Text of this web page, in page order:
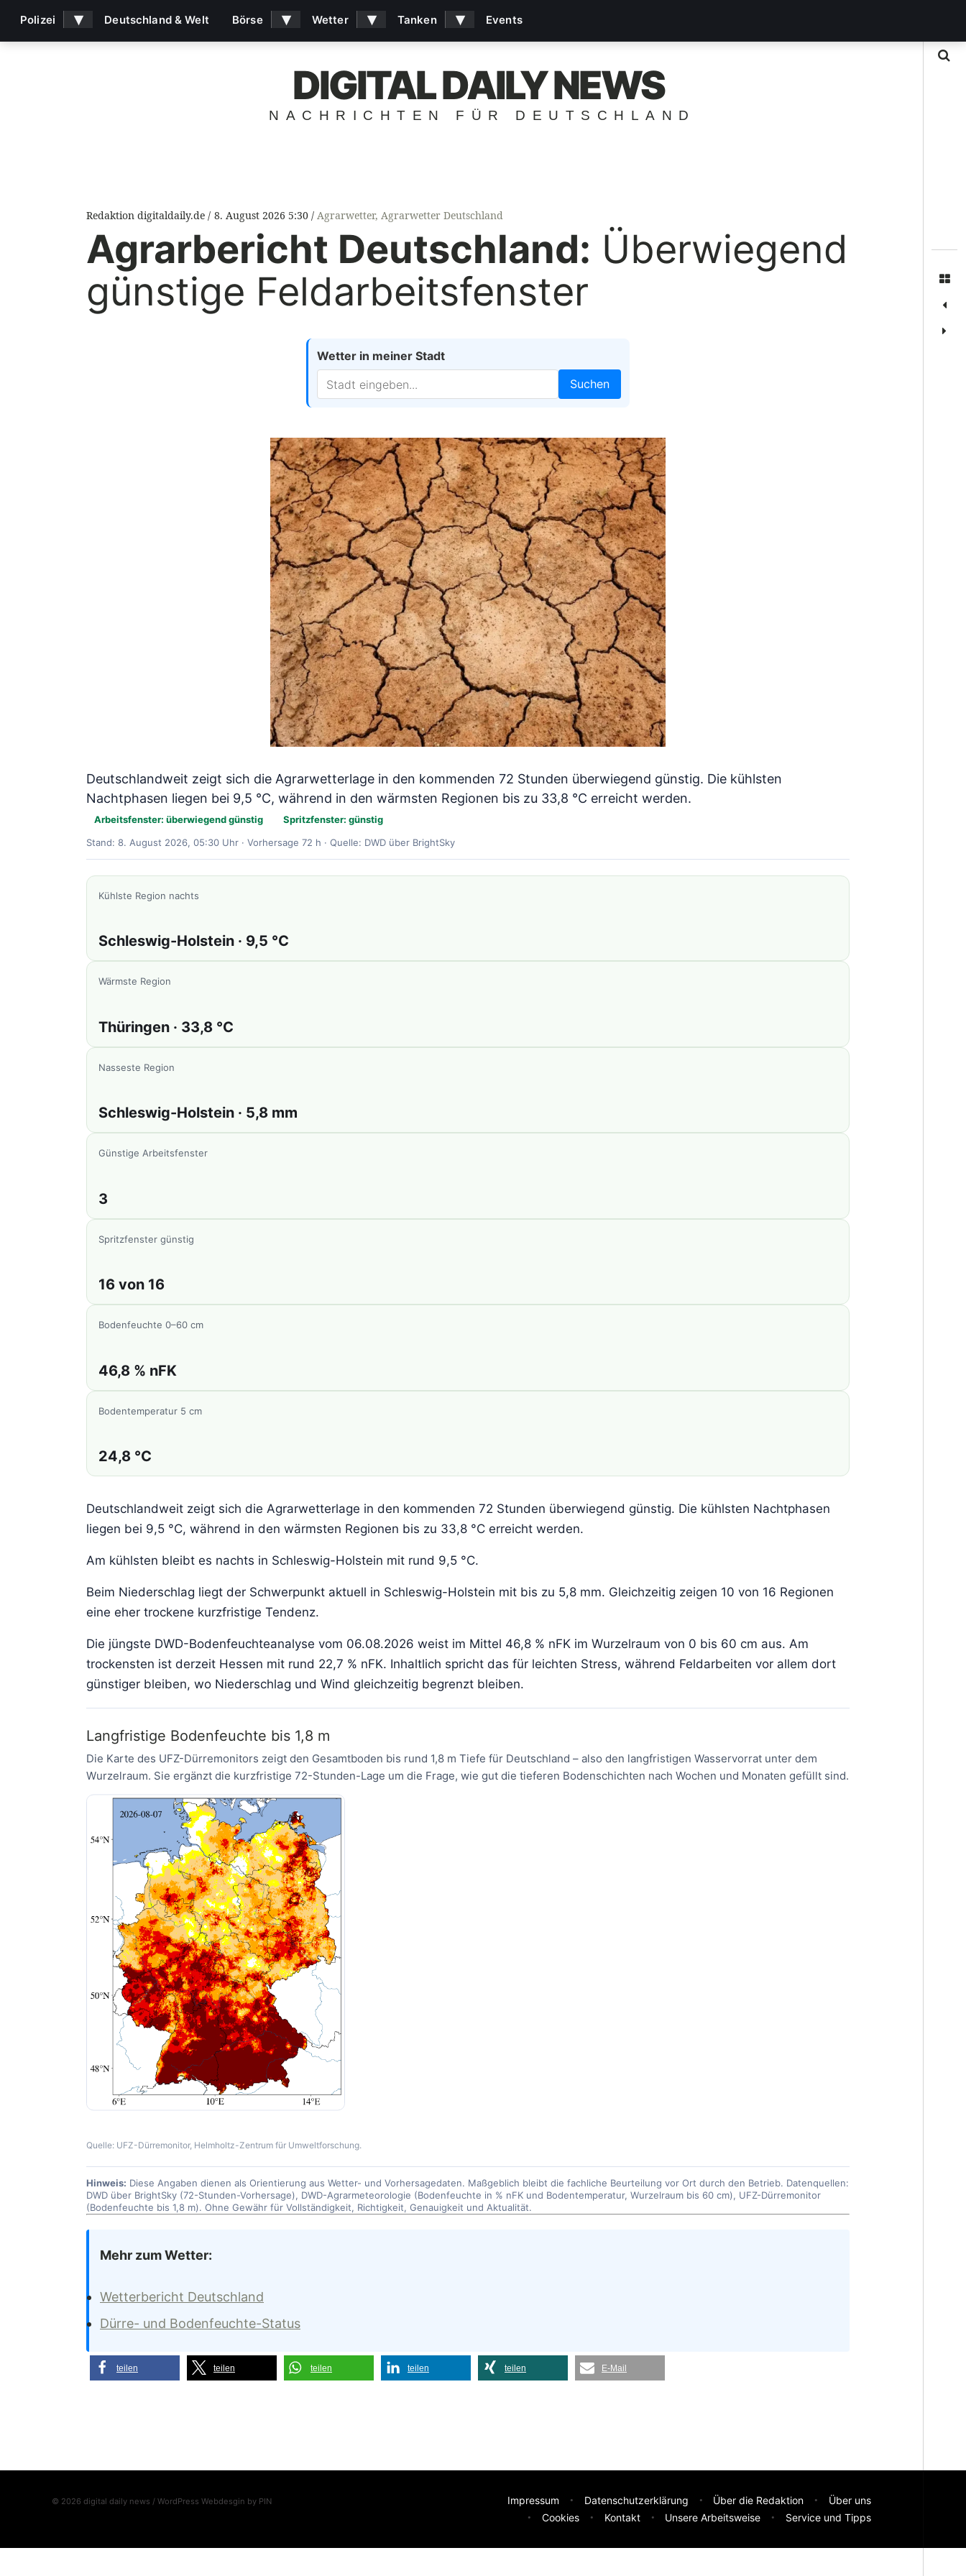
DIGITAL DAILY NEWS
NACHRICHTEN FÜR DEUTSCHLAND
Redaktion digitaldaily.de 8. August 2026 5:30 Agrarwetter, Agrarwetter Deutschland
Agrarbericht Deutschland: Überwiegend
günstige Feldarbeitsfenster
Wetter in meiner Stadt
Suchen
Deutschlandweit zeigt sich die Agrarwetterlage in den kommenden 72 Stunden überwiegend günstig. Die kühlsten
Nachtphasen liegen bei 9,5 °C, während in den wärmsten Regionen bis zu 33,8 °C erreicht werden.
Arbeitsfenster: überwiegend günstig
Spritzfenster: günstig
Stand: 8. August 2026, 05:30 Uhr · Vorhersage 72 h · Quelle: DWD über BrightSky
Kühlste Region nachts
Schleswig-Holstein · 9,5 °C
Wärmste Region
Thüringen · 33,8 °C
Nasseste Region
Schleswig-Holstein · 5,8 mm
Günstige Arbeitsfenster
3
Spritzfenster günstig
16 von 16
Bodenfeuchte 0–60 cm
46,8 % nFK
Bodentemperatur 5 cm
24,8 °C
Deutschlandweit zeigt sich die Agrarwetterlage in den kommenden 72 Stunden überwiegend günstig. Die kühlsten Nachtphasen
liegen bei 9,5 °C, während in den wärmsten Regionen bis zu 33,8 °C erreicht werden.
Am kühlsten bleibt es nachts in Schleswig-Holstein mit rund 9,5 °C.
Beim Niederschlag liegt der Schwerpunkt aktuell in Schleswig-Holstein mit bis zu 5,8 mm. Gleichzeitig zeigen 10 von 16 Regionen
eine eher trockene kurzfristige Tendenz.
Die jüngste DWD-Bodenfeuchteanalyse vom 06.08.2026 weist im Mittel 46,8 % nFK im Wurzelraum von 0 bis 60 cm aus. Am
trockensten ist derzeit Hessen mit rund 22,7 % nFK. Inhaltlich spricht das für leichten Stress, während Feldarbeiten vor allem dort
günstiger bleiben, wo Niederschlag und Wind gleichzeitig begrenzt bleiben.
Langfristige Bodenfeuchte bis 1,8 m
Die Karte des UFZ-Dürremonitors zeigt den Gesamtboden bis rund 1,8 m Tiefe für Deutschland – also den langfristigen Wasservorrat unter dem
Wurzelraum. Sie ergänzt die kurzfristige 72-Stunden-Lage um die Frage, wie gut die tieferen Bodenschichten nach Wochen und Monaten gefüllt sind.
Quelle: UFZ-Dürremonitor, Helmholtz-Zentrum für Umweltforschung.
Hinweis: Diese Angaben dienen als Orientierung aus Wetter- und Vorhersagedaten. Maßgeblich bleibt die fachliche Beurteilung vor Ort durch den Betrieb. Datenquellen:
DWD über BrightSky (72-Stunden-Vorhersage), DWD-Agrarmeteorologie (Bodenfeuchte in % nFK und Bodentemperatur, Wurzelraum bis 60 cm), UFZ-Dürremonitor
(Bodenfeuchte bis 1,8 m). Ohne Gewähr für Vollständigkeit, Richtigkeit, Genauigkeit und Aktualität.
Mehr zum Wetter:
Wetterbericht Deutschland
Dürre- und Bodenfeuchte-Status
teilen teilen teilen teilen teilen E-Mail
© 2026 digital daily news / WordPress Webdesgin by PIN Impressum Datenschutzerklärung Über die Redaktion
Über uns
Cookies
Kontakt Unsere Arbeitsweise Service und Tipps
Polizei ▾ Deutschland & Welt Börse ▾ Wetter ▾ Tanken ▾ Events